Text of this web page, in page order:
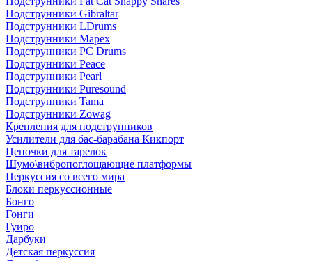
Подструнники Gibraltar
Подструнники LDrums
Подструнники Mapex
Подструнники PC Drums
Подструнники Peace
Подструнники Pearl
Подструнники Puresound
Подструнники Tama
Подструнники Zowag
Крепления для подструнников
Усилители для бас-барабана Кикпорт
Цепочки для тарелок
Шумо\вибропоглощающие платформы
Перкуссия со всего мира
Блоки перкуссионные
Бонго
Гонги
Гуиро
Дарбуки
Детская перкуссия